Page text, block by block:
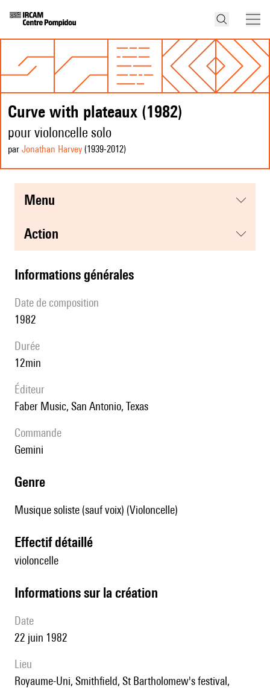
Curve with plateaux (1982)
pour violoncelle solo
par Jonathan Harvey (1939-2012)
menu
action
informations générales
date de composition
1982
durée
12min
éditeur
Faber Music, San Antonio, Texas
Commande
Gemini
genre
Musique soliste (sauf voix) (Violoncelle)
effectif détaillé
violoncelle
informations sur la création
date
22 juin 1982
lieu
Royaume-Uni, Smithfield, St Bartholomew's festival,